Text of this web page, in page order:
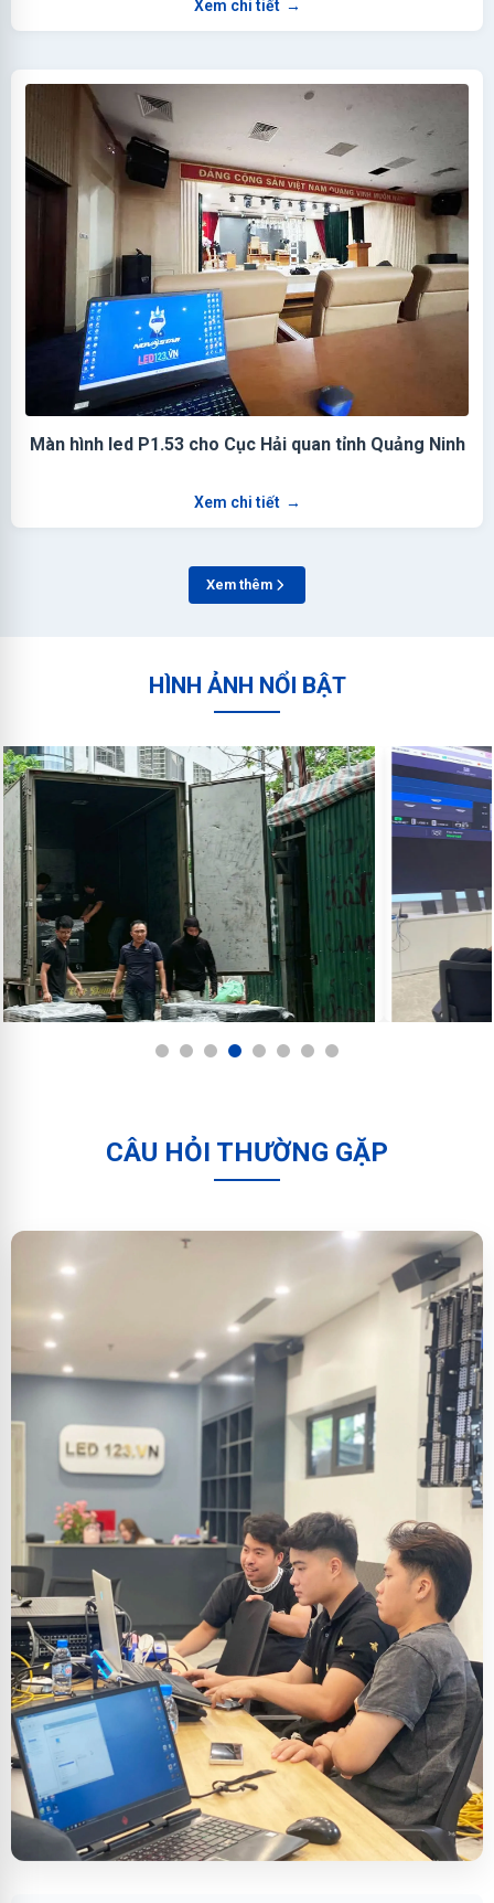
Xem chi tiết →
Màn hình led P1.53 cho Cục Hải quan tỉnh Quảng Ninh
Xem chi tiết →
Xem thêm
HÌNH ẢNH NỔI BẬT
1 2 3 4 5 6 7 8
CÂU HỎI THƯỜNG GẶP